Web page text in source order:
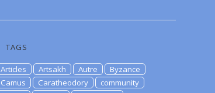
TAGS
Articles Artsakh Autre
Byzance
Camus
Caratheodory
community